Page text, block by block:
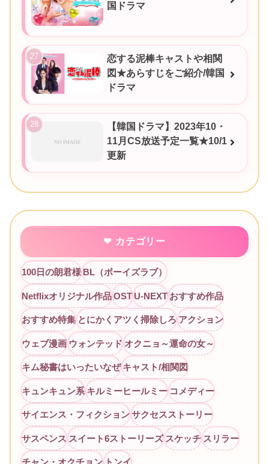
国ドラマ
恋する泥棒キャストや相関
図★あらすじをご紹介/韓国
ドラマ
【韓国ドラマ】2023年10・
11月CS放送予定一覧★10/1
更新
カテゴリー
100日の朗君様 BL（ボーイズラブ）
Netflixオリジナル作品 OST U-NEXT おすすめ作品
おすすめ特集 とにかくアツく掃除しろ アクション
ウェブ漫画 ウォンテッド オクニョ～運命の女～
キム秘書はいったいなぜ キャスト/相関図
キュンキュン系 キルミーヒールミー コメディー
サイエンス・フィクション サクセスストーリー
サスペンス スイート6ストーリーズ スケッチ スリラー